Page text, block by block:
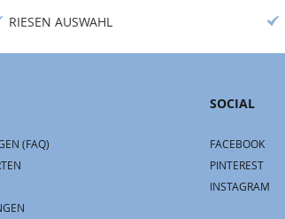
RIESEN AUSWAHL
(FAQ)
SOCIAL
FACEBOOK
PINTEREST
INSTAGRAM